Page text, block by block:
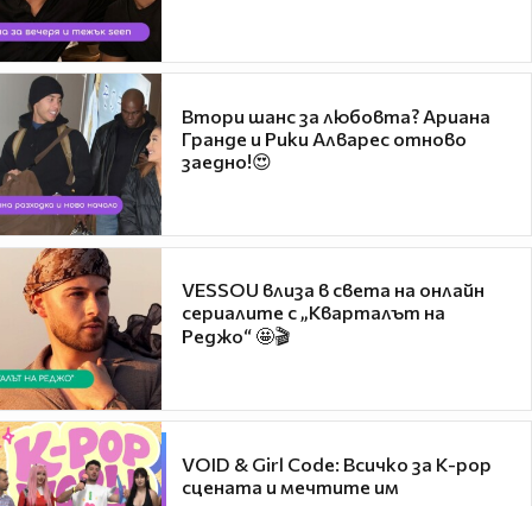
Втори шанс за любовта? Ариана
Гранде и Рики Алварес отново
заедно!😍
VESSOU влиза в света на онлайн
сериалите с „Кварталът на
Реджо“ 🤩🎬
VOID & Girl Code: Всичко за K-pop
сцената и мечтите им